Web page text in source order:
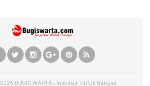
2026 BUGIS WARTA - Inspirasi Untuk Bangsa